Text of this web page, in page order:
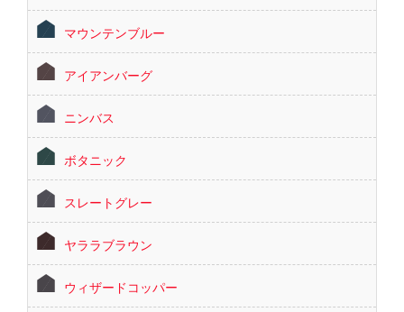
マウンテンブルー
アイアンバーグ
ニンバス
ボタニック
スレートグレー
ヤララブラウン
ウィザードコッパー